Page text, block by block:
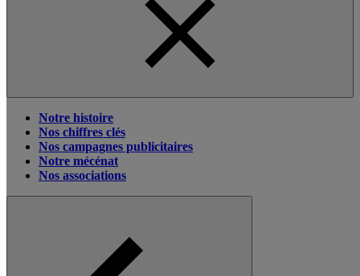
Notre histoire
Nos chiffres clés
Nos campagnes publicitaires
Notre mécénat
Nos associations